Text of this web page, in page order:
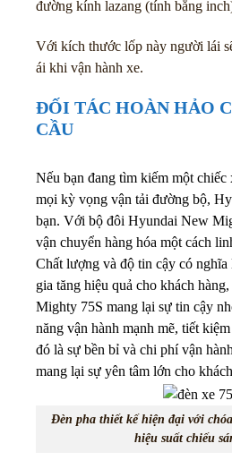
đường kính lazang (tính bằng
Với kích thước lốp này người lái
ái khi vận hành xe.
ĐỐI TÁC HOÀN HẢO
CẦU
Nếu bạn đang tìm kiếm một chiếc
mọi kỳ vọng vận tải đường bộ,
bạn. Với bộ đôi Hyundai New
vận chuyển hàng hóa một cách
Chất lượng và độ tin cậy có
gia tăng hiệu quả cho khách
Mighty 75S mang lại sự tin cậy
năng vận hành mạnh mẽ, tiết
đó là sự bền bỉ và chi phí vận
mang lại sự yên tâm lớn cho
Đèn pha thiết kế hiện đại với
hiệu suất chiếu